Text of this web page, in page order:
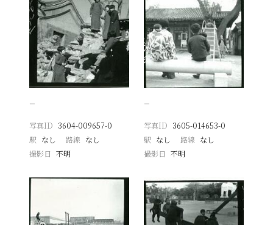
−
写真ID 3604-009657-0
駅 なし 路線 なし
撮影日
不明
−
写真ID 3605-014653-0
駅 なし 路線 なし
撮影日 不明